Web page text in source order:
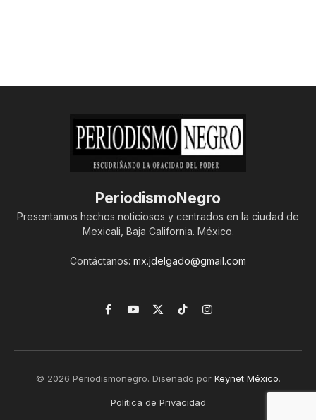
PeriodismoNegro
Presentamos hechos noticiosos y centrados en la ciudad de
Mexicali, Baja California. México.
Contáctanos: mx.jdelgado@gmail.com
Facebook
YouTube
X
TikTokInstagram
© 2026 Periodismonegro. Diseñado por Keynet México.
Política de Privacidad